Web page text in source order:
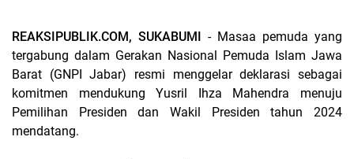
REAKSIPUBLIK.COM, SUKABUMI - Masaa pemuda yang
tergabung dalam Gerakan Nasional Pemuda Islam Jawa
Barat (GNPI Jabar) resmi menggelar deklarasi sebagai
komitmen mendukung Yusril Ihza Mahendra menuju
Pemilihan Presiden dan Wakil Presiden tahun 2024
mendatang.